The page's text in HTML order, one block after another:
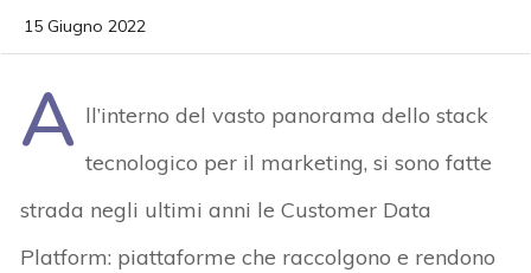
15 Giugno 2022
A ll’interno del vasto panorama dello stack
tecnologico per il marketing, si sono fatte
strada negli ultimi anni le Customer Data
Platform: piattaforme che raccolgono e rendono